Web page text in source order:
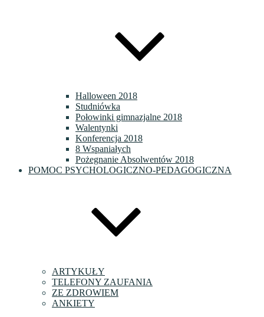
Halloween 2018
Studniówka
Połowinki gimnazjalne 2018
Walentynki
Konferencja 2018
8 Wspaniałych
Pożegnanie Absolwentów 2018
POMOC PSYCHOLOGICZNO-PEDAGOGICZNA
ARTYKUŁY
TELEFONY ZAUFANIA
ZE ZDROWIEM
ANKIETY